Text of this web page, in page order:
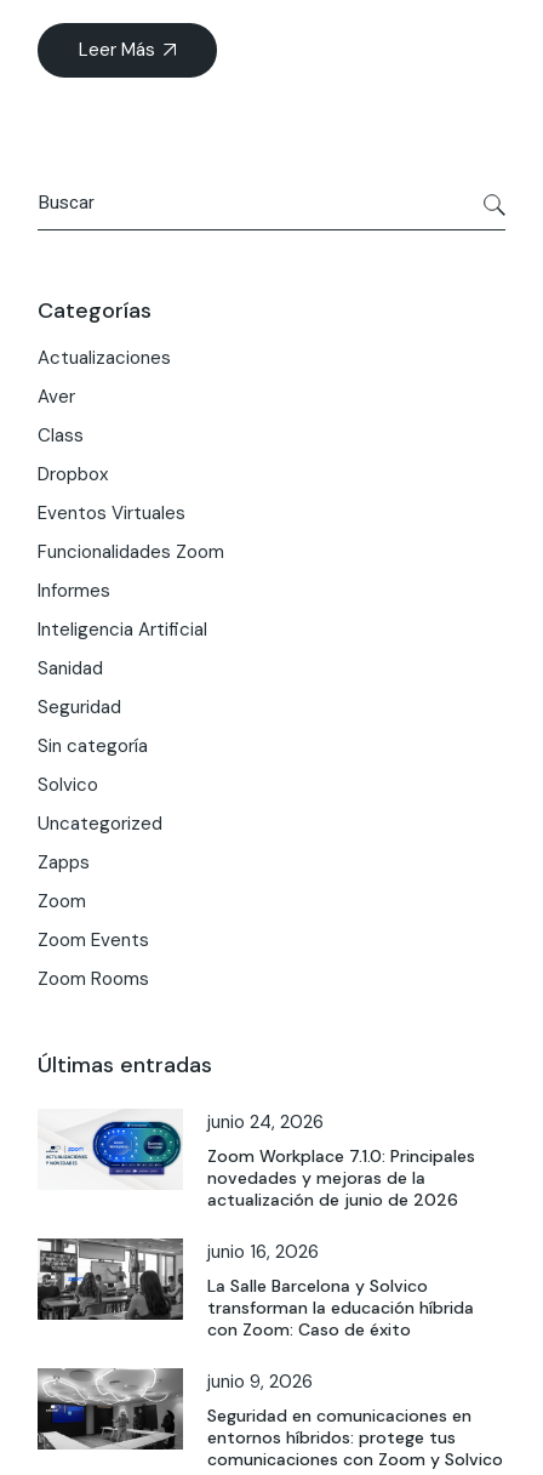
Leer Más
Categorías
Actualizaciones
Aver
Class
Dropbox
Eventos Virtuales
Funcionalidades Zoom
Informes
Inteligencia Artificial
Sanidad
Seguridad
Sin categoría
Solvico
Uncategorized
Zapps
Zoom
Zoom Events
Zoom Rooms
Últimas entradas
junio 24, 2026
Zoom Workplace 7.1.0: Principales
novedades y mejoras de la
actualización de junio de 2026
junio 16, 2026
La Salle Barcelona y Solvico
transforman la educación híbrida
con Zoom: Caso de éxito
junio 9, 2026
Seguridad en comunicaciones en
entornos híbridos: protege tus
comunicaciones con Zoom y Solvico